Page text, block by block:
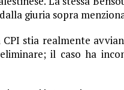
giuria sopra
stia realmente
il caso ha